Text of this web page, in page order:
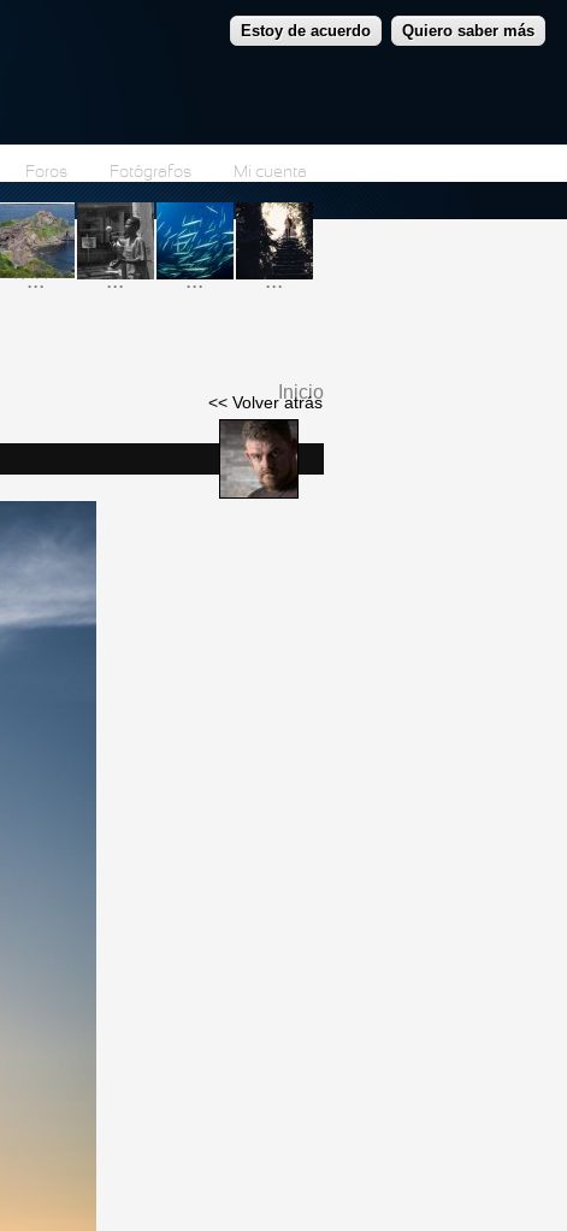
Estoy de acuerdo Quiero saber más
Foros Fotógrafos Mi cuenta
... ... ... ...
Se encuentra usted
aquí
Inicio
<< Volver atrás